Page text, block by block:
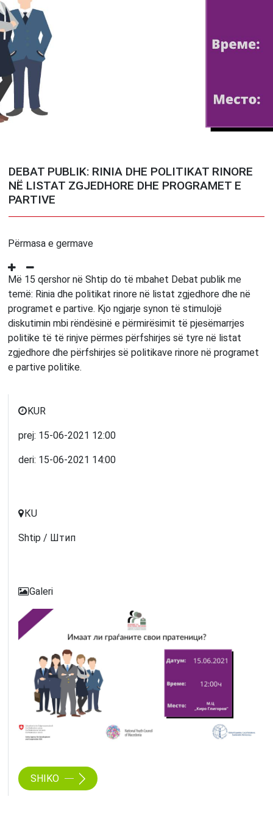
DEBAT PUBLIK: RINIA DHE POLITIKAT RINORE
NË LISTAT ZGJEDHORE DHE PROGRAMET E
PARTIVE
Përmasa e germave
Më 15 qershor në Shtip do të mbahet Debat publik me
temë: Rinia dhe politikat rinore në listat zgjedhore dhe në
programet e partive. Kjo ngjarje synon të stimulojë
diskutimin mbi rëndësinë e përmirësimit të pjesëmarrjes
politike të të rinjve përmes përfshirjes së tyre në listat
zgjedhore dhe përfshirjes së politikave rinore në programet
e partive politike.
KUR
prej: 15-06-2021 12:00
deri: 15-06-2021 14:00
КU
Shtip / Штип
Galeri
SHIKO